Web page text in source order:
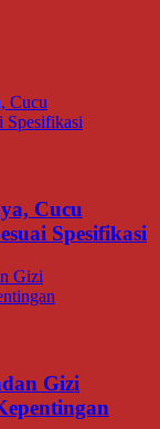
Cucu
Spesifikasi
Gizi